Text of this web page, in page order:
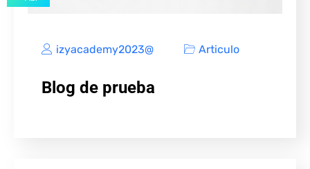
izyacademy2023@ Articulo
Blog de prueba